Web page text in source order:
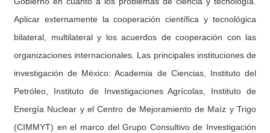
Aplicar externamente la cooperación científica y tecnológica
bilateral, multilateral y los acuerdos de cooperación con las
organizaciones internacionales. Las principales instituciones de
investigación de México: Academia de Ciencias, Instituto del
Petróleo, Instituto de Investigaciones Agrícolas, Instituto de
Energía Nuclear y el Centro de Mejoramiento de Maíz y Trigo
(CIMMYT) en el marco del Grupo Consultivo de Investigación